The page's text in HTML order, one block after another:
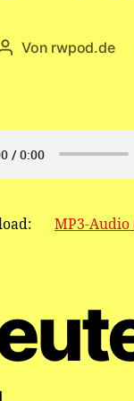
Beitragsautor
Von rwpod.de
MP3-Audio